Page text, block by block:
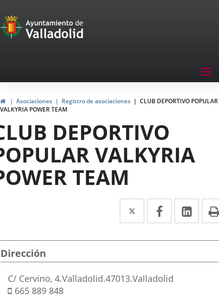
Portal
de
navegación
HomeAsociaciones Registro de asociaciones
CLUB DEPORTIVO POPULAR
VALKYRIA POWER TEAM
DEPORTIVO
VALKYRIA
TEAM
Twitter
Enlace
a
una
externa.
Facebook
Enlace
a
una
externa.
a
una
Dirección
Postal
address
C/ Cervino, 4.Valladolid.47013.Valladolid
Mobile
665 889 848